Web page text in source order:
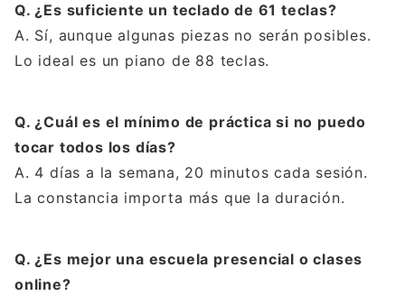
Q. ¿Es suficiente un teclado de 61 teclas?
A. Sí, aunque algunas piezas no serán posibles.
Lo ideal es un piano de 88 teclas.
Q. ¿Cuál es el mínimo de práctica si no puedo
tocar todos los días?
A. 4 días a la semana, 20 minutos cada sesión.
La constancia importa más que la duración.
Q. ¿Es mejor una escuela presencial o clases
online?